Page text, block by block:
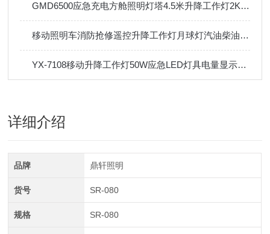
GMD6500应急充电方舱照明灯塔4.5米升降工作灯2KW本田户外防汛
移动照明车消防抢修遥控升降工作灯月球灯汽油柴油发电机应急灯塔
YX-7108移动升降工作灯50W应急LED灯具电量显示轻便移动灯
详细介绍
品牌 鼎轩照明
货号 SR-080
规格 SR-080